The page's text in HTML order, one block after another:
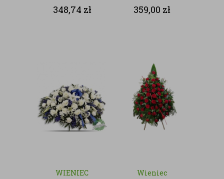
348,74 zł
- NATURALNY
359,00 zł
WIENIEC
Wieniec